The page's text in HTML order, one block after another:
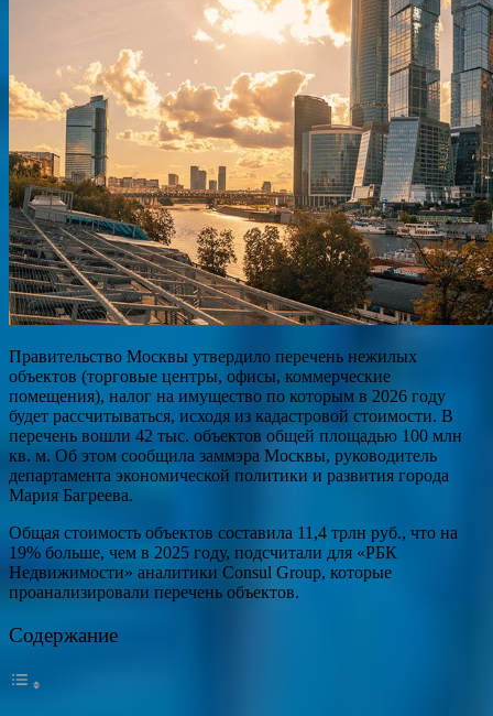
Правительство Москвы утвердило перечень нежилых
объектов (торговые центры, офисы, коммерческие
помещения), налог на имущество по которым в 2026 году
будет рассчитываться, исходя из кадастровой стоимости. В
перечень вошли 42 тыс. объектов общей площадью 100 млн
кв. м. Об этом сообщила заммэра Москвы, руководитель
департамента экономической политики и развития города
Мария Багреева.
Общая стоимость объектов составила 11,4 трлн руб., что на
19% больше, чем в 2025 году, подсчитали для «РБК
Недвижимости» аналитики Consul Group, которые
проанализировали перечень объектов.
Содержание